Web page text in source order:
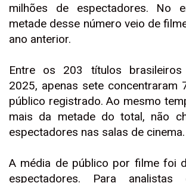
milhões de espectadores. No
metade desse número veio de
ano anterior.
Entre os 203 títulos brasileiros
2025, apenas sete concentraram
público registrado. Ao mesmo
mais da metade do total, não
espectadores nas salas de cinema.
A média de público por filme foi
espectadores. Para